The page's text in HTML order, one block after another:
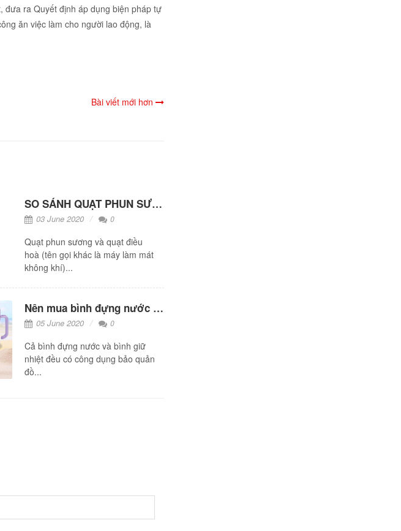
ra Quyết định áp dụng biện pháp tự
ăn việc làm cho người lao động, là
Bài viết mới hơn
SO SÁNH QUẠT PHUN SƯƠNG VÀ QUẠT ĐIỀU HOÀ
03 June 2020 0
Quạt phun sương và quạt điều
hoà (tên gọi khác là máy làm mát
không khí)...
Nên mua bình đựng nước hay bình giữ nhiệt?
05 June 2020 0
Cả bình đựng nước và bình giữ
nhiệt đều có công dụng bảo quản
đồ...